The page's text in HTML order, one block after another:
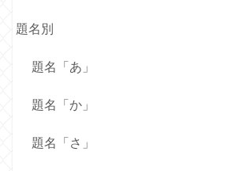
題名別
題名「あ」
題名「か」
題名「さ」